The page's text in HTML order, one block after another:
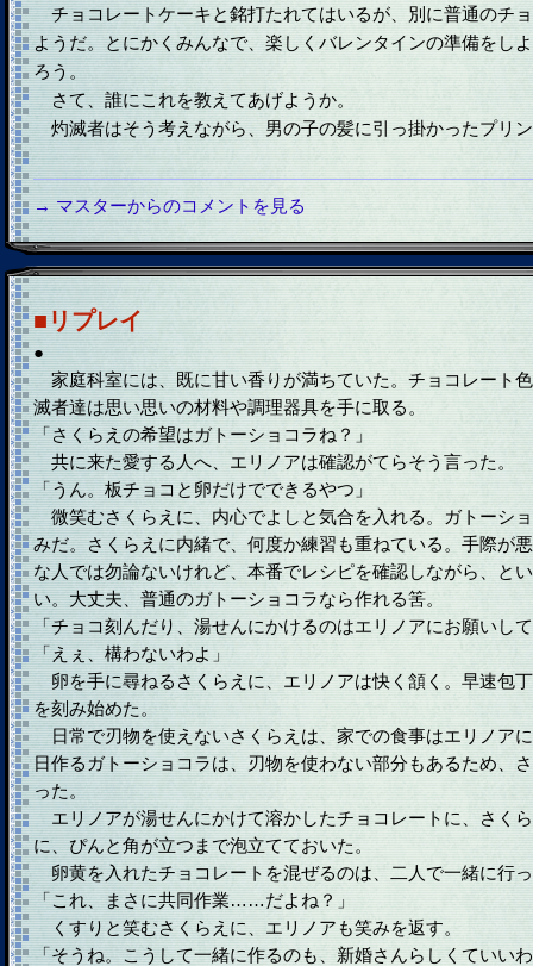
チョコレートケーキと銘打たれてはいるが、別に普通のチ
ようだ。とにかくみんなで、楽しくバレンタインの準備をし
ろう。
さて、誰にこれを教えてあげようか。
灼滅者はそう考えながら、男の子の髪に引っ掛かったプリ
→ マスターからのコメントを見る
■リプレイ
●
家庭科室には、既に甘い香りが満ちていた。チョコレート
滅者達は思い思いの材料や調理器具を手に取る。
「さくらえの希望はガトーショコラね？」
共に来た愛する人へ、エリノアは確認がてらそう言った。
「うん。板チョコと卵だけでできるやつ」
微笑むさくらえに、内心でよしと気合を入れる。ガトーシ
みだ。さくらえに内緒で、何度か練習も重ねている。手際が
な人では勿論ないけれど、本番でレシピを確認しながら、と
い。大丈夫、普通のガトーショコラなら作れる筈。
「チョコ刻んだり、湯せんにかけるのはエリノアにお願いし
「えぇ、構わないわよ」
卵を手に尋ねるさくらえに、エリノアは快く頷く。早速包
を刻み始めた。
日常で刃物を使えないさくらえは、家での食事はエリノア
日作るガトーショコラは、刃物を使わない部分もあるため、
った。
エリノアが湯せんにかけて溶かしたチョコレートに、さく
に、ぴんと角が立つまで泡立てておいた。
卵黄を入れたチョコレートを混ぜるのは、二人で一緒に行
「これ、まさに共同作業……だよね？」
くすりと笑むさくらえに、エリノアも笑みを返す。
「そうね。こうして一緒に作るのも、新婚さんらしくていい